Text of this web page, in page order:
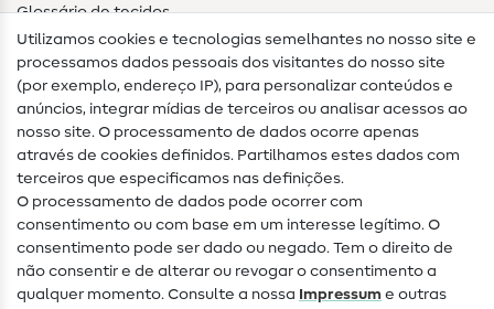
Glossário de tecidos
Guias de costura
Ajuda e contacto
Contacto
Mudança de proprietário
Perguntas frequentes (FAQ)
Direito de cancelamento
Utilizamos cookies e tecnologias semelhantes no nosso site e
processamos dados pessoais dos visitantes do nosso site
(por exemplo, endereço IP), para personalizar conteúdos e
anúncios, integrar mídias de terceiros ou analisar acessos ao
nosso site. O processamento de dados ocorre apenas
através de cookies definidos. Partilhamos estes dados com
terceiros que especificamos nas definições.
O processamento de dados pode ocorrer com
consentimento ou com base em um interesse legítimo. O
consentimento pode ser dado ou negado. Tem o direito de
não consentir e de alterar ou revogar o consentimento a
qualquer momento. Consulte a nossa Impressum e outras